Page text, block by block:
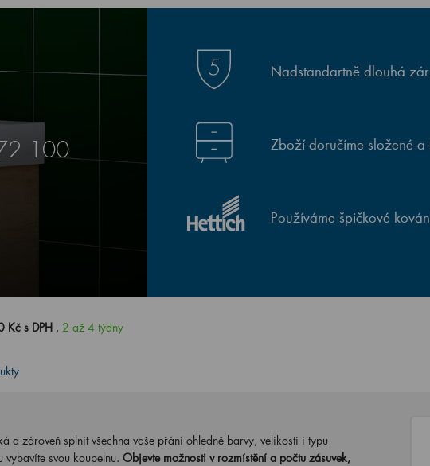
100
Nadstandartně dlouhá
Zboží doručíme složené a
Používáme špičkové
Kč s DPH , 2 až 4 týdny
a zároveň splnit všechna vaše přání ohledně barvy, velikosti i typu
vybavíte svou koupelnu. Objevte možnosti v rozmístění a počtu zásuvek,